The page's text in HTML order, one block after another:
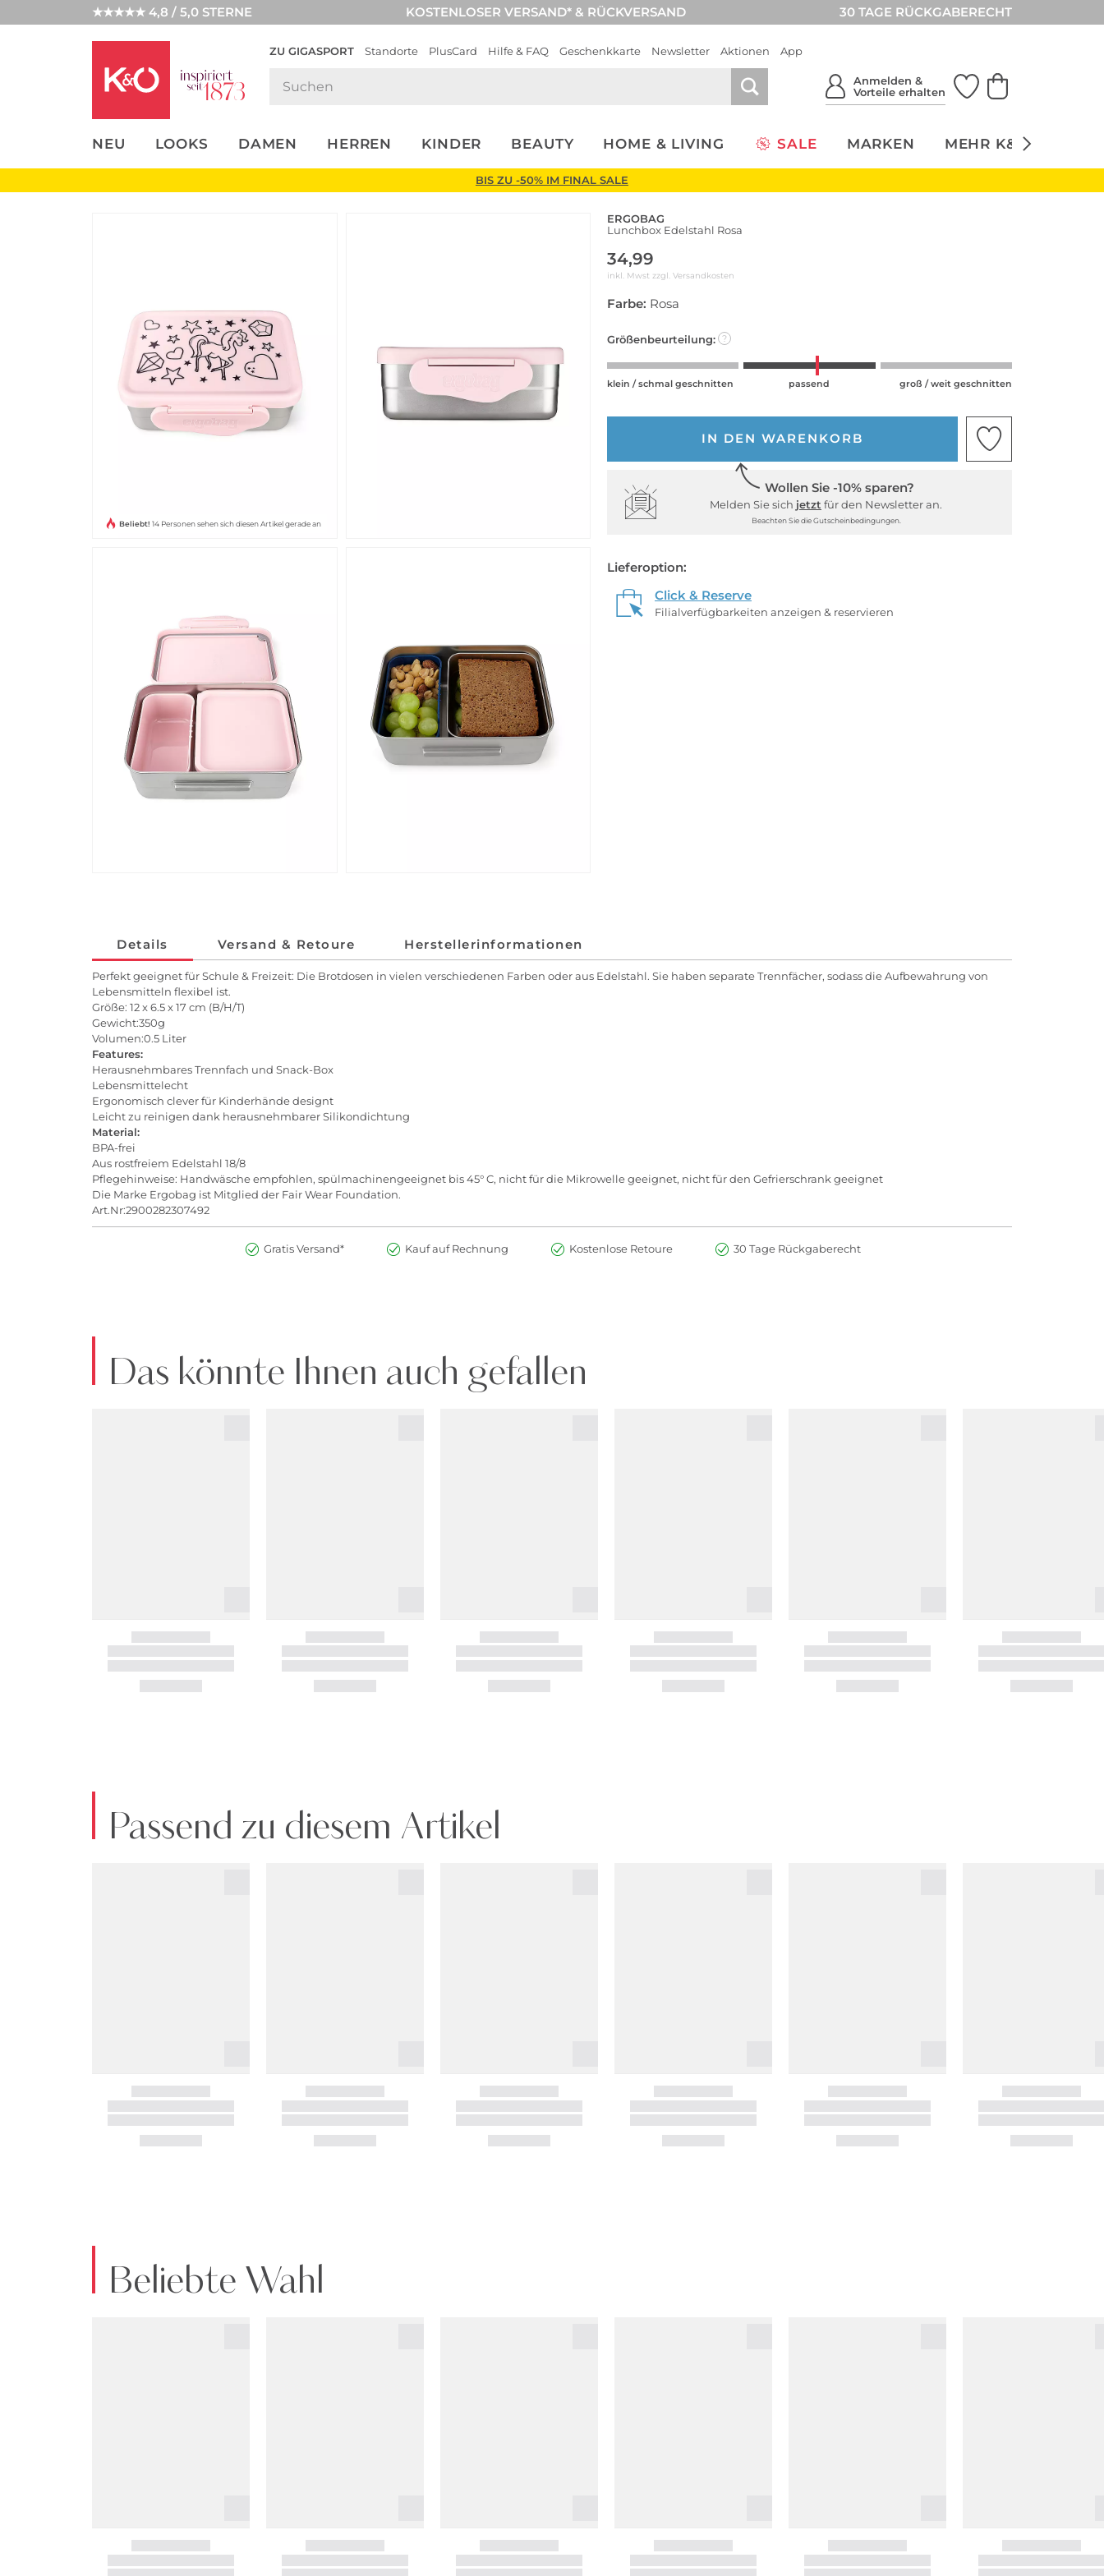
★★★★★ 4,8 / 5,0 STERNE KOSTENLOSER VERSAND* & RÜCKVERSAND 30 TAGE RÜCKGABERECHT
ZU GIGASPORT Standorte PlusCard Hilfe & FAQ Geschenkkarte Newsletter Aktionen App
Anmelden &
Vorteile erhalten
NEU LOOKS DAMEN HERREN KINDER BEAUTY HOME & LIVING SALE MARKEN MEHR K&Ö
UNSERE APP
CLICK &
BIS ZU -50% IM FINAL SALE
Beliebt! 14 Personen sehen sich diesen Artikel gerade an
ERGOBAG
Lunchbox Edelstahl Rosa
34,99
inkl. Mwst zzgl. Versandkosten
Farbe: Rosa
Größenbeurteilung: ?
klein / schmal geschnitten passend groß / weit geschnitten
IN DEN WARENKORB
Wollen Sie -10% sparen?
Melden Sie sich jetzt für den Newsletter an.
Beachten Sie die Gutscheinbedingungen.
Lieferoption:
Click & Reserve
Filialverfügbarkeiten anzeigen & reservieren
Details Versand & Retoure Herstellerinformationen
Perfekt geeignet für Schule & Freizeit: Die Brotdosen in vielen verschiedenen Farben oder aus Edelstahl. Sie haben separate Trennfächer, sodass die Aufbewahrung von
Lebensmitteln flexibel ist.
Größe: 12 x 6.5 x 17 cm (B/H/T)
Gewicht:350g
Volumen:0.5 Liter
Features:
Herausnehmbares Trennfach und Snack-Box
Lebensmittelecht
Ergonomisch clever für Kinderhände designt
Leicht zu reinigen dank herausnehmbarer Silikondichtung
Material:
BPA-frei
Aus rostfreiem Edelstahl 18/8
Pflegehinweise: Handwäsche empfohlen, spülmachinengeeignet bis 45° C, nicht für die Mikrowelle geeignet, nicht für den Gefrierschrank geeignet
Die Marke Ergobag ist Mitglied der Fair Wear Foundation.
Art.Nr:2900282307492
Gratis Versand* Kauf auf Rechnung Kostenlose Retoure 30 Tage Rückgaberecht
Das könnte Ihnen auch gefallen
Passend zu diesem Artikel
Beliebte Wahl